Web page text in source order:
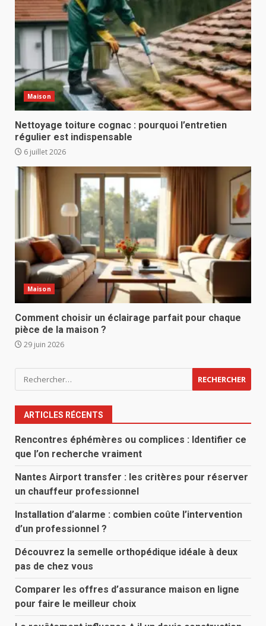
Maison
Nettoyage toiture cognac : pourquoi l’entretien
régulier est indispensable
6 juillet 2026
Maison
Comment choisir un éclairage parfait pour chaque
pièce de la maison ?
29 juin 2026
Rechercher :
ARTICLES RÉCENTS
Rencontres éphémères ou complices : Identifier ce
que l’on recherche vraiment
Nantes Airport transfer : les critères pour réserver
un chauffeur professionnel
Installation d’alarme : combien coûte l’intervention
d’un professionnel ?
Découvrez la semelle orthopédique idéale à deux
pas de chez vous
Comparer les offres d’assurance maison en ligne
pour faire le meilleur choix